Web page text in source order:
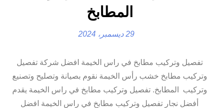
المطابخ
29 ديسمبر، 2024
تفصيل وتركيب مطابخ في راس الخيمة افضل شركة تفصيل
وتركيب مطابخ خشب رأس الخيمة نقوم بصيانة وتصليح وتصنيع
وتركيب المطابخ. تفصيل وتركيب مطابخ في راس الخيمة يقدم
أفضل نجار تفصيل وتركيب مطابخ في راس الخيمة افضل